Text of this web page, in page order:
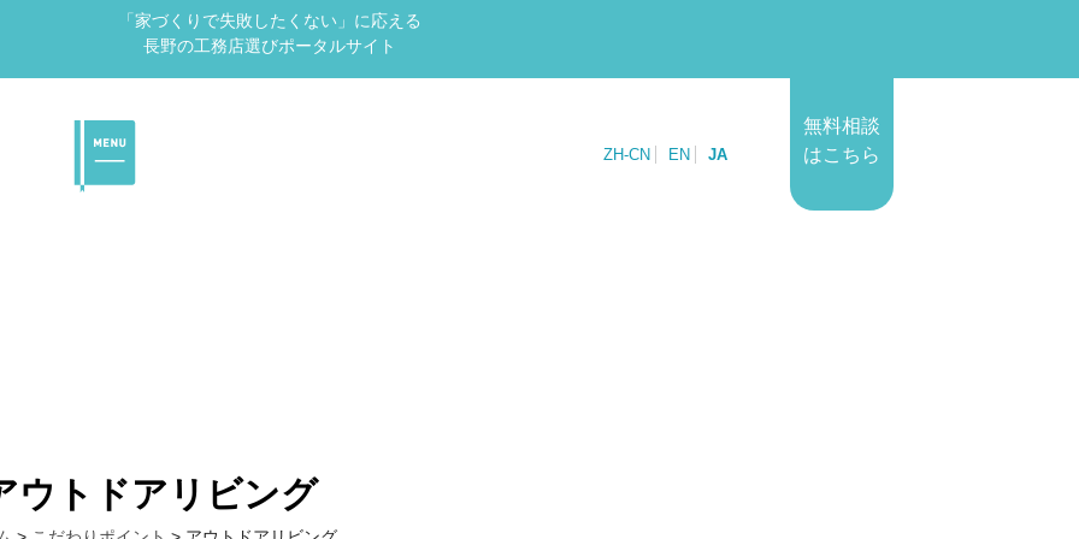
「家づくりで失敗したくない」に応える
長野の工務店選びポータルサイト
ZH-CN EN JA
無料相談
はこちら
ウトドアリビング